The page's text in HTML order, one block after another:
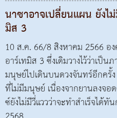
นาซาอาจเปลี่ยนแผน ยังไ
มิส 3
10 ส.ค. 66/8 สิงหาคม 2566 อ
อาร์เทมิส 3 ซึ่งเดิมวางไว้ว่าเป็น
มนุษย์ไปเดินบนดวงจันทร์อีกครั้
ที่ไม่มีมนุษย์ เนื่องจากยานลงจอ
ซ์ยังไม่มีวี่แววว่าจะทำสำเร็จได้